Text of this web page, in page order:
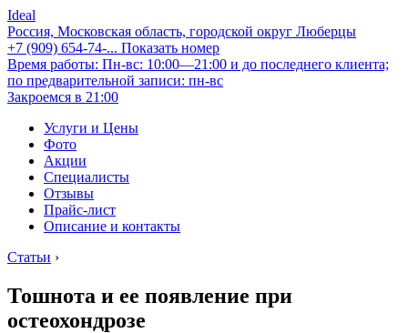
Ideal
Россия, Московская область, городской округ Люберцы
+7 (909) 654-74-... Показать номер
Время работы: Пн-вс: 10:00—21:00 и до последнего клиента;
по предварительной записи: пн-вс
Закроемся в 21:00
Услуги и Цены
Фото
Акции
Специалисты
Отзывы
Прайс-лист
Описание и контакты
Статьи ›
Тошнота и ее появление при
остеохондрозе